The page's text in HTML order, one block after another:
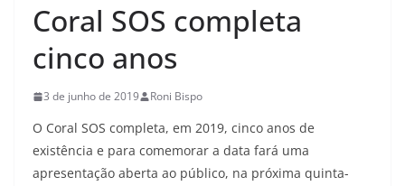
Coral SOS completa
cinco anos
3 de junho de 2019 Roni Bispo
O Coral SOS completa, em 2019, cinco anos de
existência e para comemorar a data fará uma
apresentação aberta ao público, na próxima quinta-